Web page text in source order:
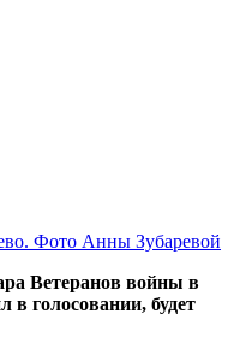
Фото Анны Зубаревой
Ветеранов войны в
в голосовании, будет